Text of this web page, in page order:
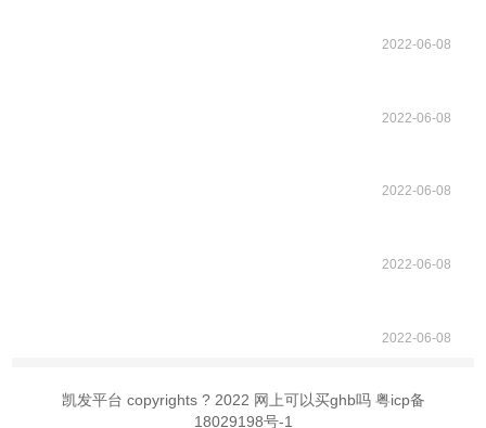
2022-06-08
2022-06-08
2022-06-08
2022-06-08
2022-06-08
凯发平台 copyrights ? 2022 网上可以买ghb吗 粤icp备
18029198号-1